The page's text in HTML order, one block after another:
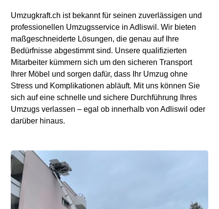
Umzugkraft.ch ist bekannt für seinen zuverlässigen und
professionellen Umzugsservice in Adliswil. Wir bieten
maßgeschneiderte Lösungen, die genau auf Ihre
Bedürfnisse abgestimmt sind. Unsere qualifizierten
Mitarbeiter kümmern sich um den sicheren Transport
Ihrer Möbel und sorgen dafür, dass Ihr Umzug ohne
Stress und Komplikationen abläuft. Mit uns können Sie
sich auf eine schnelle und sichere Durchführung Ihres
Umzugs verlassen – egal ob innerhalb von Adliswil oder
darüber hinaus.